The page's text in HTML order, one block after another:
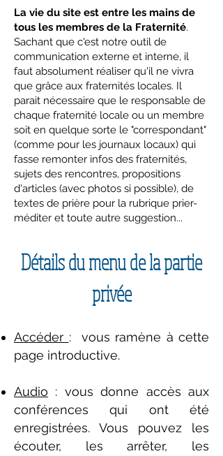
La vie du site est entre les mains de
tous les membres de la Fraternité.
Sachant que c'est notre outil de
communication externe et interne, il
faut absolument réaliser qu'il ne vivra
que grâce aux fraternités locales. Il
parait nécessaire que le responsable de
chaque fraternité locale ou un membre
soit en quelque sorte le "correspondant"
(comme pour les journaux locaux) qui
fasse remonter infos des fraternités,
sujets des rencontres, propositions
d'articles (avec photos si possible), de
textes de prière pour la rubrique prier-
méditer et toute autre suggestion...
Détails du menu de la partie
privée
Accéder : vous ramène à cette
page introductive.
Audio : vous donne accès aux
conférences qui ont été
enregistrées. Vous pouvez les
écouter, les arrêter, les